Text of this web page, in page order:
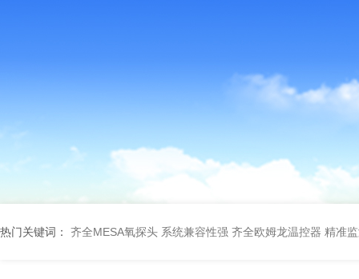
热门关键词： 齐全MESA氧探头 系统兼容性强 齐全欧姆龙温控器 精准